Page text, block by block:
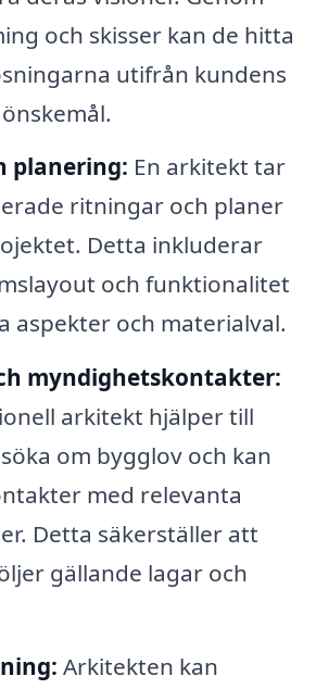
och skisser kan de hitta
utifrån kundens
planering: En arkitekt tar
ritningar och planer
Detta inkluderar
och funktionalitet
aspekter och materialval.
myndighetskontakter:
arkitekt hjälper till
om bygglov och kan
med relevanta
Detta säkerställer att
gällande lagar och
Arkitekten kan